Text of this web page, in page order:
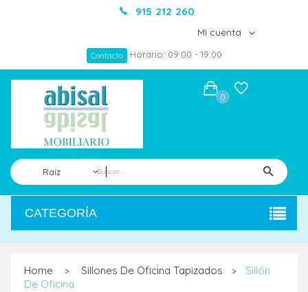
915 212 260
Mi cuenta
Contacto Horario: 09:00 - 19:00
Raíz
0
CATEGORÍA
Home > Sillones De Oficina Tapizados >
Sillón
De Oficina